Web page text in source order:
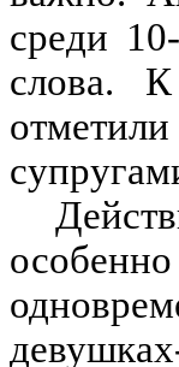
среди
слова.